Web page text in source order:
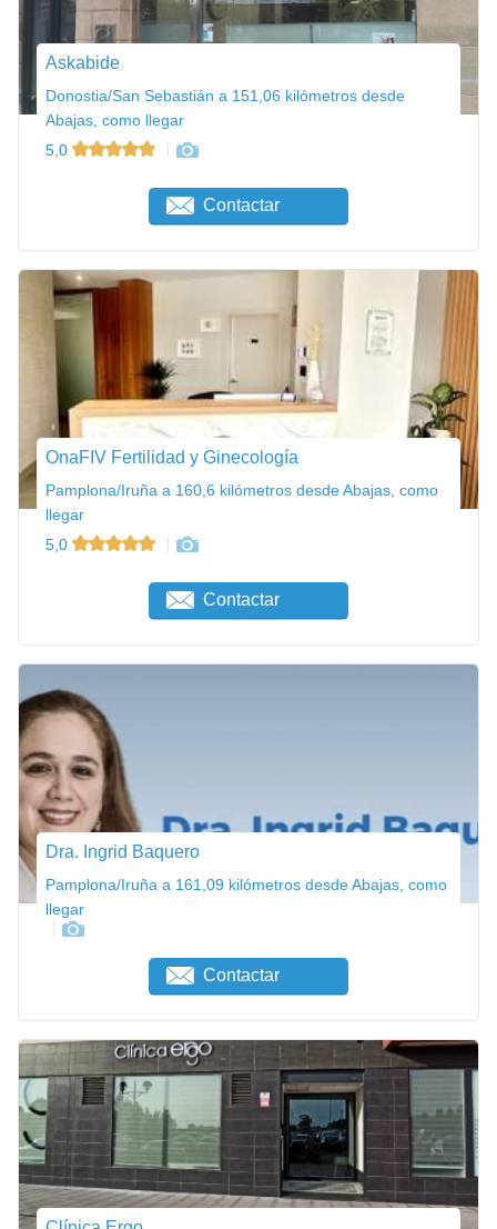
Askabide
Donostia/San Sebastián a 151,06 kilómetros desde
Abajas, como llegar
5,0
Contactar
OnaFIV Fertilidad y Ginecología
Pamplona/Iruña a 160,6 kilómetros desde Abajas, como
llegar
5,0
Contactar
Dra. Ingrid Baquero
Pamplona/Iruña a 161,09 kilómetros desde Abajas, como
llegar
Contactar